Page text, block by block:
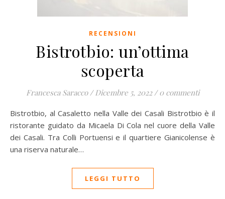
RECENSIONI
Bistrotbio: un’ottima
scoperta
Francesca Saracco / Dicembre 5, 2022 / 0 commenti
Bistrotbio, al Casaletto nella Valle dei Casali Bistrotbio è il
ristorante guidato da Micaela Di Cola nel cuore della Valle
dei Casali. Tra Colli Portuensi e il quartiere Gianicolense è
una riserva naturale…
LEGGI TUTTO